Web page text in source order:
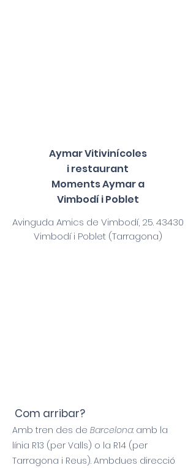
Aymar Vitivinícoles
i restaurant
Moments Aymar a
Vimbodí i Poblet
Avinguda Amics de Vimbodí, 25. 43430
Vimbodí i Poblet (Tarragona)
Com arribar?
Amb tren des de Barcelona: amb la
línia R13 (per Valls) o la R14 (per
Tarragona i Reus). Ambdues direcció